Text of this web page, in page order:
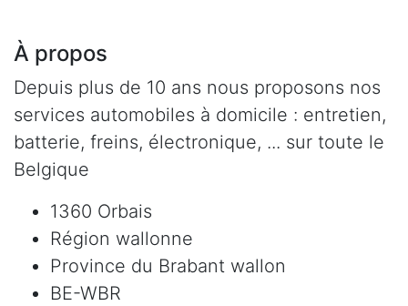
À propos
Depuis plus de 10 ans nous proposons nos
services automobiles à domicile : entretien,
batterie, freins, électronique, ... sur toute le
Belgique
1360 Orbais
Région wallonne
Province du Brabant wallon
BE-WBR